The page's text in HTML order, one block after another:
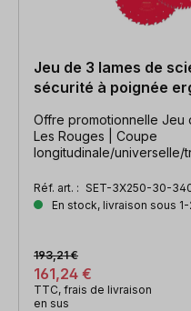
Jeu de 3 lames de
sécurité à poignée
Offre promotionnelle Jeu
Les Rouges | Coupe
longitudinale/universelle/
Réf. art. : SET-3X250-30-
En stock, livraison sous
161,24 €
193,21 €
TTC, frais de livraison
en sus